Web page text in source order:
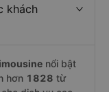
khách
nổi bật
hơn 1828 từ